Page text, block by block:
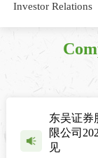
Investor Relations
东吴证券
限公司
见